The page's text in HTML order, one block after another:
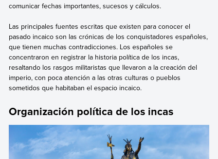
comunicar fechas importantes, sucesos y cálculos.
Las principales fuentes escritas que existen para conocer el
pasado incaico son las crónicas de los conquistadores españoles,
que tienen muchas contradicciones. Los españoles se
concentraron en registrar la historia política de los incas,
resaltando los rasgos militaristas que llevaron a la creación del
imperio, con poca atención a las otras culturas o pueblos
sometidos que habitaban el espacio incaico.
Organización política de los incas